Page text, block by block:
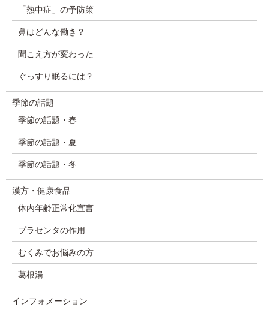
「熱中症」の予防策
鼻はどんな働き？
聞こえ方が変わった
ぐっすり眠るには？
季節の話題
季節の話題・春
季節の話題・夏
季節の話題・冬
漢方・健康食品
体内年齢正常化宣言
プラセンタの作用
むくみでお悩みの方
葛根湯
インフォメーション